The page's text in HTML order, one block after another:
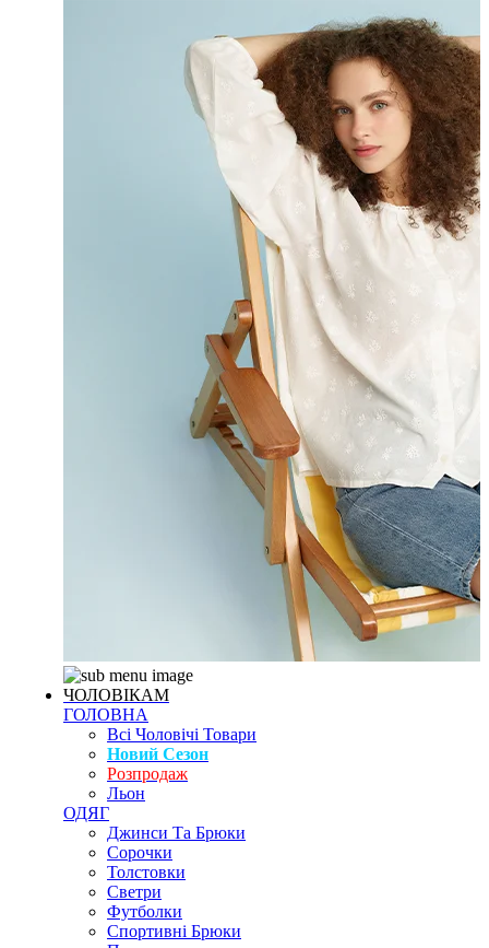
ЧОЛОВІКАМ
ГОЛОВНА
Всі Чоловічі Товари
Новий Сезон
Розпродаж
Льон
ОДЯГ
Джинси Та Брюки
Сорочки
Толстовки
Светри
Футболки
Спортивні Брюки